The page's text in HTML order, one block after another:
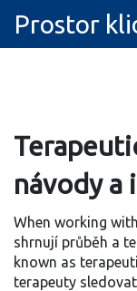
Prostor
návody a
When working with
shrnují průběh a
known as
terapeuty